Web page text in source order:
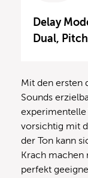
Delay
Dual,
Mit den ersten
Sounds
experimentelle
vorsichtig mit
der Ton kann
Krach machen
perfekt